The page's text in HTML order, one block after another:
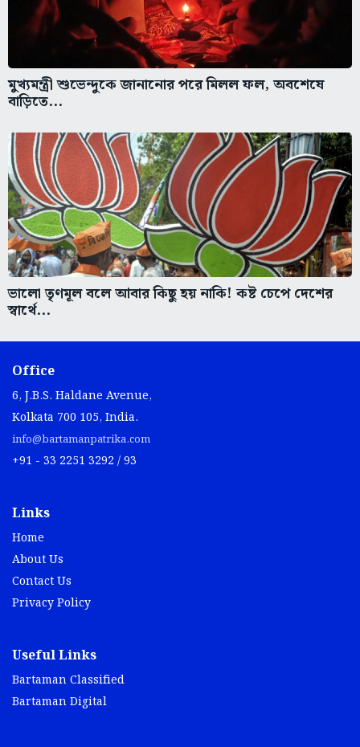
মুখ্যমন্ত্রী শুভেন্দুকে জানানোর পরে মিলল ফল, অবশেষে
বাড়িতে...
ভালো তৃণমূল বলে আবার কিছু হয় নাকি! কষ্ট চেপে দেশের
স্বার্থে...
Office
6, J.B.S. Haldane Avenue,
Kolkata 700 105, India.
info@bartamanpatrika.com
+91 - 33 2251 3292 / 93
Links
Home
About Us
Contact Us
Privacy Policy
Useful Links
Bartaman Classified
Bartaman Digital